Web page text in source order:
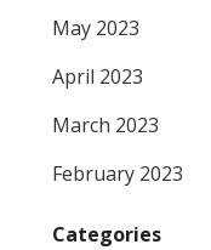
May 2023
April 2023
March 2023
February 2023
Categories